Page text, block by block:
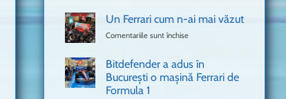
Un Ferrari cum n-ai mai văzut
Comentariile sunt închise
Ferrari
cum
n-
Bitdefender a adus în
București o mașină Ferrari de
Formula 1